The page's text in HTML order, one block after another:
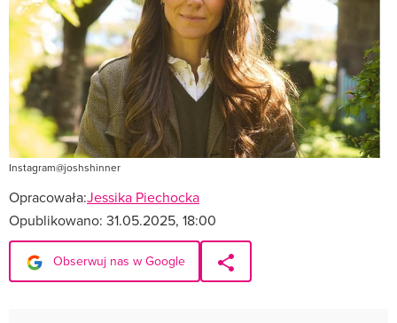
Instagram@joshshinner
Opracowała:Jessika Piechocka
Opublikowano: 31.05.2025, 18:00
Obserwuj nas w Google